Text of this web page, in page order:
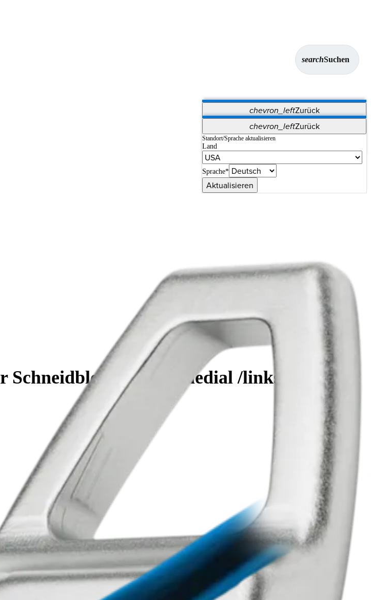
searchSuchen
chevron_leftZurück
Vet Systems OrthoPedia Patient
Supplier Portal
Synergy-Bildgebung und -Resektion
chevron_leftZurück
Standort/Sprache aktualisieren
Land
Sprache*
Aktualisieren
rechts medial /links lateral, 4